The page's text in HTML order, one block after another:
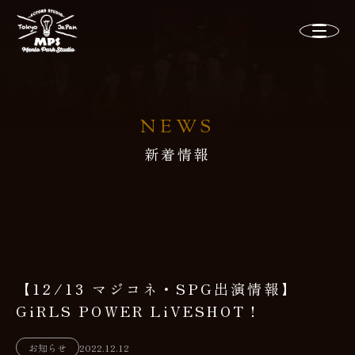
NEWS
新着情報
【12/13 マジコネ・SPG出演情報】
GiRLS POWER LiVESHOT！
お知らせ 2022.12.12